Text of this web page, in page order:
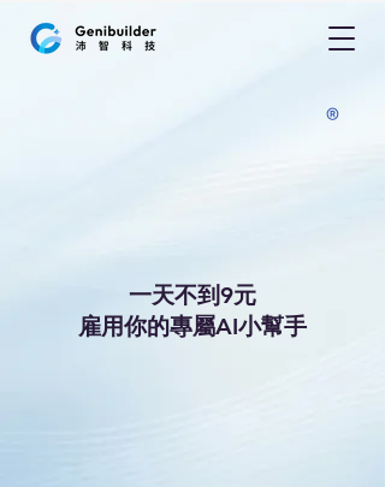
®
一天不到9元
雇用你的專屬AI小幫手